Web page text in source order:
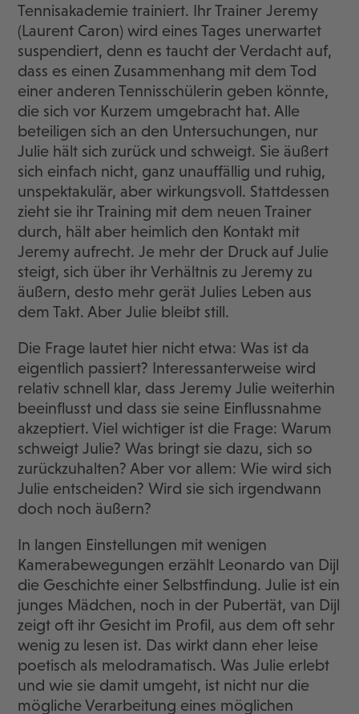
Tennisakademie trainiert. Ihr Trainer Jeremy
(Laurent Caron) wird eines Tages unerwartet
suspendiert, denn es taucht der Verdacht auf,
dass es einen Zusammenhang mit dem Tod
einer anderen Tennisschülerin geben könnte,
die sich vor Kurzem umgebracht hat. Alle
beteiligen sich an den Untersuchungen, nur
Julie hält sich zurück und schweigt. Sie äußert
sich einfach nicht, ganz unauffällig und ruhig,
unspektakulär, aber wirkungsvoll. Stattdessen
zieht sie ihr Training mit dem neuen Trainer
durch, hält aber heimlich den Kontakt mit
Jeremy aufrecht. Je mehr der Druck auf Julie
steigt, sich über ihr Verhältnis zu Jeremy zu
äußern, desto mehr gerät Julies Leben aus
dem Takt. Aber Julie bleibt still.
Die Frage lautet hier nicht etwa: Was ist da
eigentlich passiert? Interessanterweise wird
relativ schnell klar, dass Jeremy Julie weiterhin
beeinflusst und dass sie seine Einflussnahme
akzeptiert. Viel wichtiger ist die Frage: Warum
schweigt Julie? Was bringt sie dazu, sich so
zurückzuhalten? Aber vor allem: Wie wird sich
Julie entscheiden? Wird sie sich irgendwann
doch noch äußern?
In langen Einstellungen mit wenigen
Kamerabewegungen erzählt Leonardo van Dijl
die Geschichte einer Selbstfindung. Julie ist ein
junges Mädchen, noch in der Pubertät, van Dijl
zeigt oft ihr Gesicht im Profil, aus dem oft sehr
wenig zu lesen ist. Das wirkt dann eher leise
poetisch als melodramatisch. Was Julie erlebt
und wie sie damit umgeht, ist nicht nur die
mögliche Verarbeitung eines möglichen